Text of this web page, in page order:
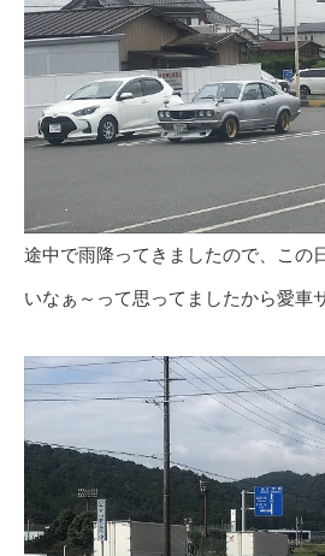
途中で雨降ってきましたので、この
いなぁ～って思ってましたから愛車